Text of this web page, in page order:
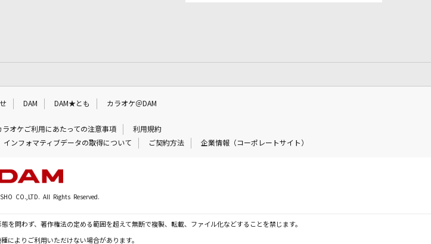
DAM DAM★とも カラオケ＠DAM
ラオケご利用にあたっての注意事項
利用規約
インフォマティブデータの取得について ご契約方法 企業情報（コーポレートサイト）
CO.,LTD. All Rights Reserved.
を問わず、著作権法の定める範囲を超えて無断で複製、転載、ファイル化などすることを禁じます。
によりご利用いただけない場合があります。